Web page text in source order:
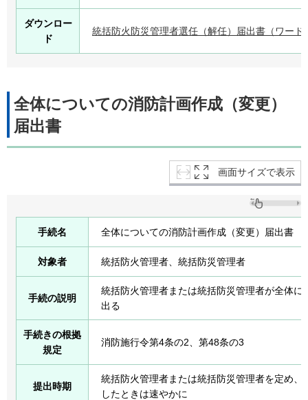
ダウンロー
ド
統括防火防災管理者選任（解任）届出書（ワード
全体についての消防計画作成（変更）
届出書
画面サイズで表示
手続名 全体についての消防計画作成（変更）届出書
対象者 統括防火管理者、統括防災管理者
手続の説明
統括防火管理者または統括防災管理者が全体
出る
手続きの根拠
規定
消防施行令第4条の2、第48条の3
提出時期
統括防火管理者または統括防災管理者を定め
したときは速やかに